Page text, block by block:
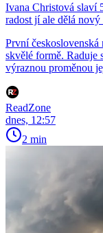
Ivana Christová slaví
radost jí ale dělá
První
skvělé formě. Raduje
výraznou proměnou
ReadZone
dnes, 12:57
2 min